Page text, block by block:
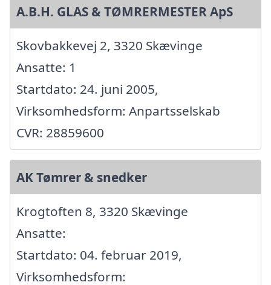
A.B.H. GLAS & TØMRERMESTER ApS
Skovbakkevej 2, 3320 Skævinge
Ansatte: 1
Startdato: 24. juni 2005,
Virksomhedsform: Anpartsselskab
CVR: 28859600
AK Tømrer & snedker
Krogtoften 8, 3320 Skævinge
Ansatte:
Startdato: 04. februar 2019,
Virksomhedsform: